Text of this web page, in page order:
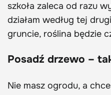
szkoła zaleca od razu
działam według tej
gruncie, roślina będzie
Posadź drzewo –
Nie masz ogrodu, a